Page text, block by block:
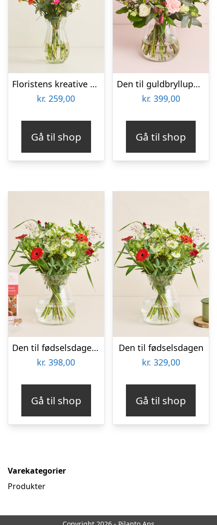
Floristens kreative buket, flerfarvet
kr. 259,00
Gå til shop
Den til guldbrylluppet
kr. 399,00
Gå til shop
Den til fødselsdagen med tillykkekarameller
kr. 398,00
Gå til shop
Den til fødselsdagen
kr. 329,00
Gå til shop
Varekategorier
Produkter